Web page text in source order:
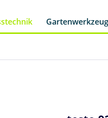
Gartenwerkzeug